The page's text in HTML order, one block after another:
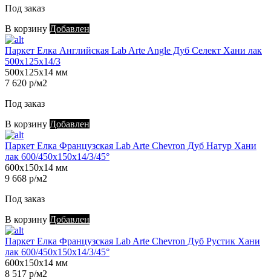
Под заказ
В корзину Добавлен
Паркет Елка Английская Lab Arte Angle Дуб Селект Хани лак
500х125х14/3
500х125х14 мм
7 620 р/м2
Под заказ
В корзину Добавлен
Паркет Елка Французская Lab Arte Chevron Дуб Натур Хани
лак 600/450х150х14/3/45°
600х150х14 мм
9 668 р/м2
Под заказ
В корзину Добавлен
Паркет Елка Французская Lab Arte Chevron Дуб Рустик Хани
лак 600/450х150х14/3/45°
600х150х14 мм
8 517 р/м2